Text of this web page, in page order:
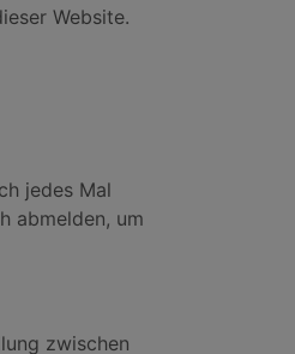
Website.
jedes Mal
abmelden, um
zwischen